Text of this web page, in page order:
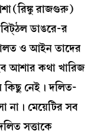
রাজগুরু)
ডাঙরে-র
ও আইন তাদের
আশার কথা খারিজ
নেই। দলিত-
না। মেয়েটির সব
সত্তাকে